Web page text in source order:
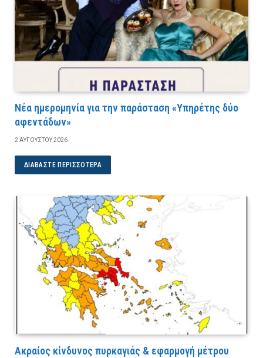
Νέα ημερομηνία για την παράσταση «Υπηρέτης δύο
αφεντάδων»
2 ΑΥΓΟΎΣΤΟΥ 2026
ΔΙΑΒΆΣΤΕ ΠΕΡΙΣΣΌΤΕΡΑ
Ακραίος κίνδυνος πυρκαγιάς & εφαρμογή μέτρου